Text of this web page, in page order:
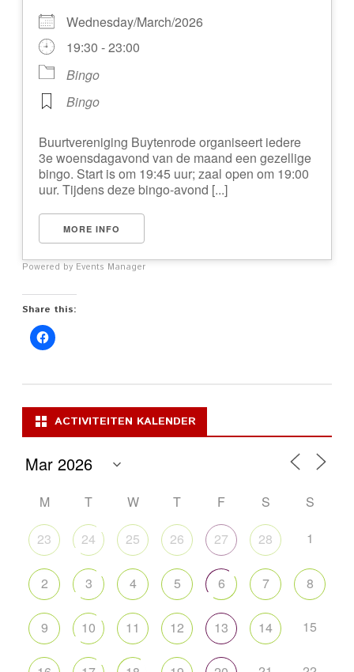
Wednesday/March/2026
19:30 - 23:00
Bingo
Bingo
Buurtvereniging Buytenrode organiseert iedere
3e woensdagavond van de maand een gezellige
bingo. Start is om 19:45 uur; zaal open om 19:00
uur. Tijdens deze bingo-avond [...]
MORE INFO
Powered by Events Manager
Share this:
ACTIVITEITEN KALENDER
M T W T F S S
23 24 25 26 27 28 1
2 3 4 5 6 7 8
9 10 11 12 13 14 15